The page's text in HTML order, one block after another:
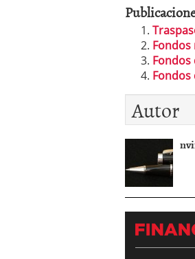
Fondos
Autor